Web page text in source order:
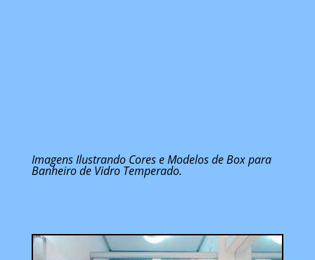
Imagens Ilustrando Cores e Modelos de Box para
Banheiro de Vidro Temperado.